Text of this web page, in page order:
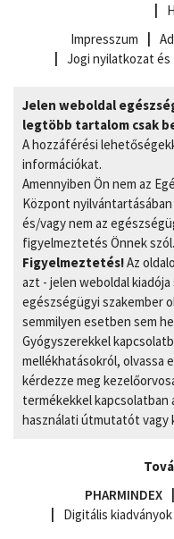
Impresszum
Jogi nyilatkozat
Jelen weboldal
legtöbb tartalom csak
A hozzáférési
információkat.
Amennyiben Ön nem az
Központ
és/vagy nem az
figyelmeztetés Önnek szól.
Figyelmeztetés!Az
azt - jelen weboldal
egészségügyi szakember
semmilyen esetben sem
Gyógyszerekkel
mellékhatásokról, olvassa
kérdezze meg
termékekkel kapcsolatban
használati útmutatót vagy
PHARMINDEX
Digitális kiadványok